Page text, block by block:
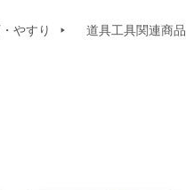
やすり 道具工具関連商品